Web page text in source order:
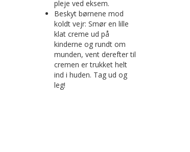
pleje ved eksem.
Beskyt børnene mod
koldt vejr: Smør en lille
klat creme ud på
kinderne og rundt om
munden, vent derefter til
cremen er trukket helt
ind i huden. Tag ud og
leg!